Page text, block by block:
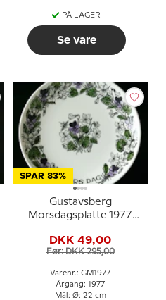
PÅ LAGER
Se vare
SPAR 83%
Gustavsberg
Morsdagsplatte 1977
DKK 49,00
Før: DKK 295,00
Varenr.: GM1977
Årgang: 1977
Mål: Ø: 22 cm